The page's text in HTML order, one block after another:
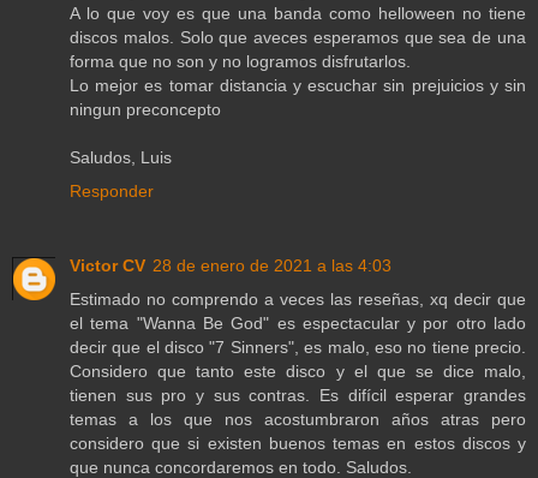
A lo que voy es que una banda como helloween no tiene
discos malos. Solo que aveces esperamos que sea de una
forma que no son y no logramos disfrutarlos.
Lo mejor es tomar distancia y escuchar sin prejuicios y sin
ningun preconcepto
Saludos, Luis
Responder
Victor CV 28 de enero de 2021 a las 4:03
Estimado no comprendo a veces las reseñas, xq decir que
el tema "Wanna Be God" es espectacular y por otro lado
decir que el disco "7 Sinners", es malo, eso no tiene precio.
Considero que tanto este disco y el que se dice malo,
tienen sus pro y sus contras. Es difícil esperar grandes
temas a los que nos acostumbraron años atras pero
considero que si existen buenos temas en estos discos y
que nunca concordaremos en todo. Saludos.